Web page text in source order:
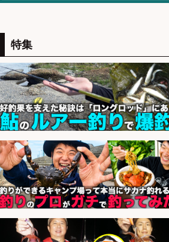
倉庫での釣り用品の軽作業スタッ
フ/未経験歓迎/交通費支給/制服貸
与/正社員登用あり
会社名 株式会社REnista
sponsored by 求人ボックス
の「総合職」 未経験可
会社名 宮崎県漁業協同組合連合会
sponsored by 求人ボックス
釣り具のかんたん軽作業/高収入/交
通費支給/制服貸与/正社員登用あり
特集